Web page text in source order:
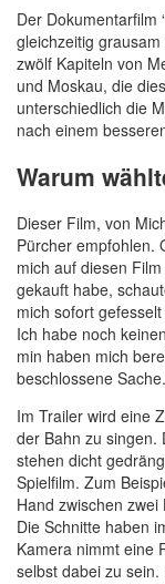
Der Dokumentarfilm
gleichzeitig
zwölf Kapiteln von
und Moskau, die
unterschiedlich die
nach einem
Warum
Dieser Film, von
Pürcher empfohlen.
mich auf diesen
gekauft habe,
mich sofort
Ich habe noch
min haben mich
beschlossene Sache.
Im Trailer wird eine
der Bahn zu singen.
stehen dicht
Spielfilm. Zum
Hand zwischen
Die Schnitte haben
Kamera nimmt eine
selbst dabei zu